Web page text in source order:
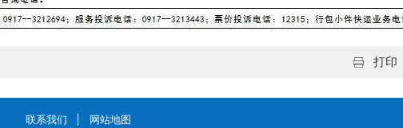
打印
联系我们 网站地图